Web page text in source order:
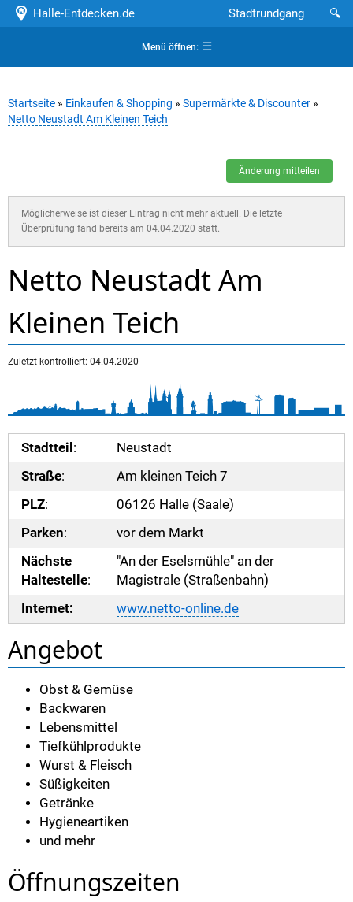
Halle-Entdecken.de 🔍
Stadtrundgang
Menü öffnen:☰
Startseite » Einkaufen & Shopping » Supermärkte & Discounter »
Netto Neustadt Am Kleinen Teich
Änderung mitteilen
Möglicherweise ist dieser Eintrag nicht mehr aktuell. Die letzte
Überprüfung fand bereits am 04.04.2020 statt.
Netto Neustadt Am
Kleinen Teich
Zuletzt kontrolliert: 04.04.2020
Stadtteil :
Neustadt
Straße:
Am kleinen Teich 7
PLZ:
06126 Halle (Saale)
Parken:
vor dem Markt
Nächste
Haltestelle:
"An der Eselsmühle" an der
Magistrale (Straßenbahn)
Internet:
www.netto-online.de
Angebot
Obst & Gemüse
Backwaren
Lebensmittel
Tiefkühlprodukte
Wurst & Fleisch
Süßigkeiten
Getränke
Hygieneartiken
und mehr
Öffnungszeiten